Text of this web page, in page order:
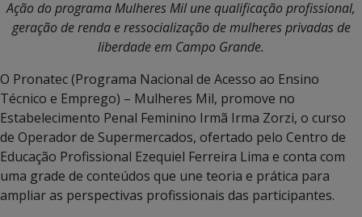
Ação do programa Mulheres Mil une qualificação profissional,
geração de renda e ressocialização de mulheres privadas de
liberdade em Campo Grande.
O Pronatec (Programa Nacional de Acesso ao Ensino
Técnico e Emprego) – Mulheres Mil, promove no
Estabelecimento Penal Feminino Irmã Irma Zorzi, o curso
de Operador de Supermercados, ofertado pelo Centro de
Educação Profissional Ezequiel Ferreira Lima e conta com
uma grade de conteúdos que une teoria e prática para
ampliar as perspectivas profissionais das participantes.